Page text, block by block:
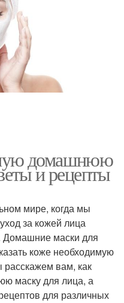
домашнюю
и рецепты
мире, когда мы
за кожей лица
Домашние маски для
коже необходимую
расскажем вам, как
маску для лица, а
для различных